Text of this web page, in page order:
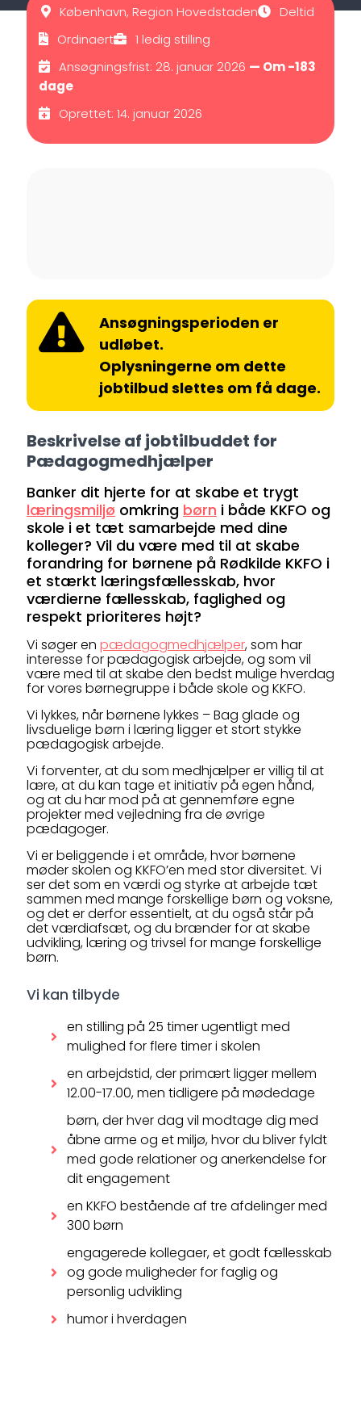
København, Region Hovedstaden
Deltid
Ordinaert
1 ledig stilling
Ansøgningsfrist: 28. januar 2026 — Om -183
dage
Oprettet: 14. januar 2026
Ansøgningsperioden er
udløbet.
Oplysningerne om dette
jobtilbud slettes om få dage.
Beskrivelse af jobtilbuddet for
Pædagogmedhjælper
Banker dit hjerte for at skabe et trygt
læringsmiljø omkring børn i både KKFO og
skole i et tæt samarbejde med dine
kolleger? Vil du være med til at skabe
forandring for børnene på Rødkilde KKFO i
et stærkt læringsfællesskab, hvor
værdierne fællesskab, faglighed og
respekt prioriteres højt?
Vi søger en pædagogmedhjælper, som har
interesse for pædagogisk arbejde, og som vil
være med til at skabe den bedst mulige hverdag
for vores børnegruppe i både skole og KKFO.
Vi lykkes, når børnene lykkes – Bag glade og
livsduelige børn i læring ligger et stort stykke
pædagogisk arbejde.
Vi forventer, at du som medhjælper er villig til at
lære, at du kan tage et initiativ på egen hånd,
og at du har mod på at gennemføre egne
projekter med vejledning fra de øvrige
pædagoger.
Vi er beliggende i et område, hvor børnene
møder skolen og KKFO’en med stor diversitet. Vi
ser det som en værdi og styrke at arbejde tæt
sammen med mange forskellige børn og voksne,
og det er derfor essentielt, at du også står på
det værdiafsæt, og du brænder for at skabe
udvikling, læring og trivsel for mange forskellige
børn.
Vi kan tilbyde
en stilling på 25 timer ugentligt med
mulighed for flere timer i skolen
en arbejdstid, der primært ligger mellem
12.00-17.00, men tidligere på mødedage
børn, der hver dag vil modtage dig med
åbne arme og et miljø, hvor du bliver fyldt
med gode relationer og anerkendelse for
dit engagement
en KKFO bestående af tre afdelinger med
300 børn
engagerede kollegaer, et godt fællesskab
og gode muligheder for faglig og
personlig udvikling
humor i hverdagen